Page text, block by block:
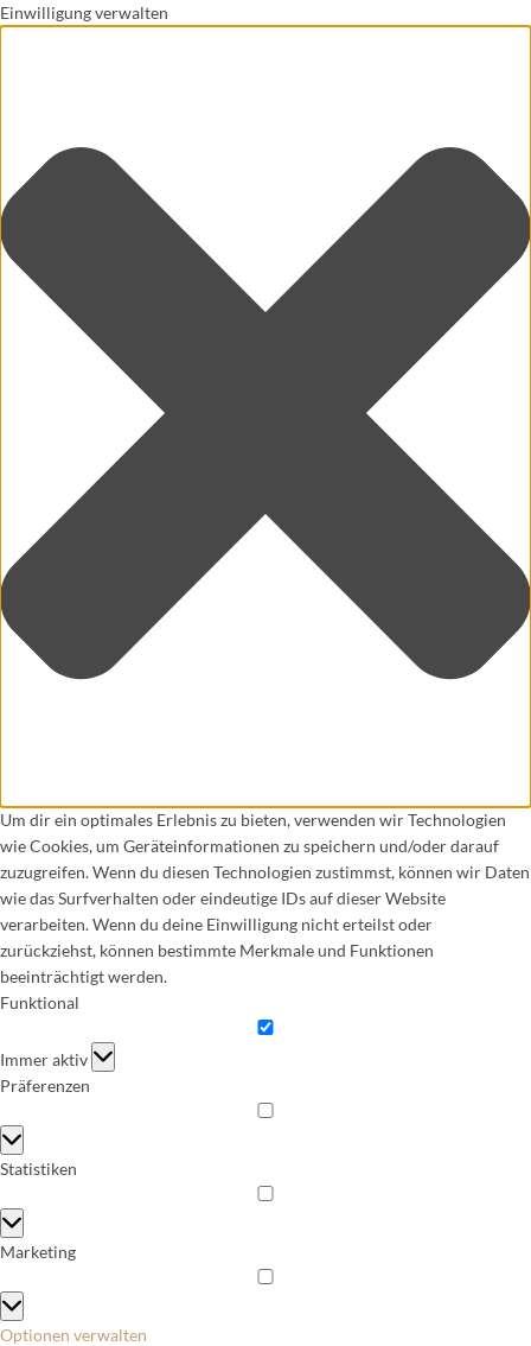
Einwilligung verwalten
Um dir ein optimales Erlebnis zu bieten, verwenden wir Technologien
wie Cookies, um Geräteinformationen zu speichern und/oder darauf
zuzugreifen. Wenn du diesen Technologien zustimmst, können wir Daten
wie das Surfverhalten oder eindeutige IDs auf dieser Website
verarbeiten. Wenn du deine Einwilligung nicht erteilst oder
zurückziehst, können bestimmte Merkmale und Funktionen
beeinträchtigt werden.
Funktional
Funktional
Immer aktiv
Präferenzen
Präferenzen
Statistiken
Statistiken
Marketing
Marketing
Optionen verwalten